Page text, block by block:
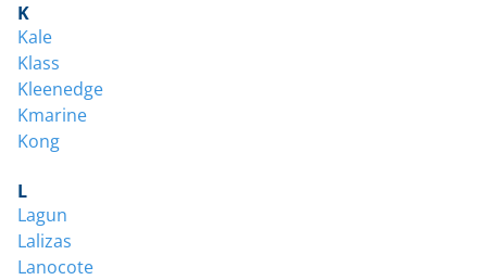
K
Kale
Klass
Kleenedge
Kmarine
Kong
L
Lagun
Lalizas
Lanocote